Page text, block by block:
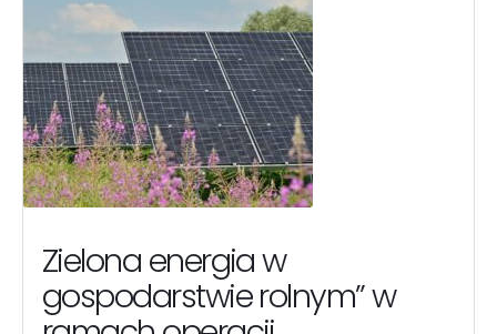
Zielona energia w
gospodarstwie rolnym” w